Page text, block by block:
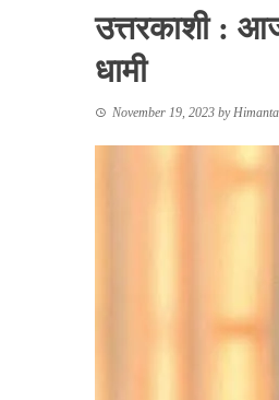
उत्तरकाशी :
धामी
November 19, 2023 by